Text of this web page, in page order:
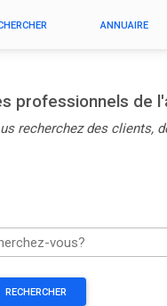
ANNUAIRE
professionnels de
recherchez des clients,